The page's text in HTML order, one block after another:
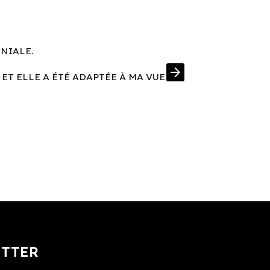
ELLE A ÉTÉ ADAPTÉE À MA VUE arrow_forward